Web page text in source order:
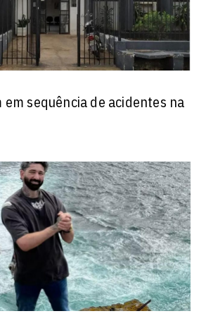
sequência de acidentes na